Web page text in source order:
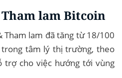
lam Bitcoin
Tham lam đã tăng từ 18/100
tâm lý thị trường, theo
trợ cho việc hướng tới vùng